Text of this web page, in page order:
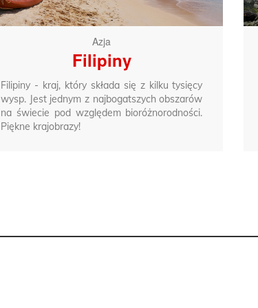
Azja
Filipiny
Filipiny - kraj, który składa się z kilku tysięcy
wysp. Jest jednym z najbogatszych obszarów
na świecie pod względem bioróżnorodności.
Piękne krajobrazy!